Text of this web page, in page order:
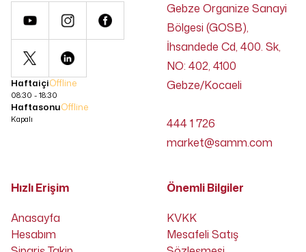
HaftaiçiOffline
08:30 - 18:30
HaftasonuOffline
Kapalı
Gebze Organize Sanayi
Bölgesi (GOSB),
İhsandede Cd, 400. Sk,
NO: 402, 4100
Gebze/Kocaeli
444 1 726
market@samm.com
Hızlı Erişim
Anasayfa
Hesabım
Önemli Bilgiler
KVKK
Mesafeli Satış